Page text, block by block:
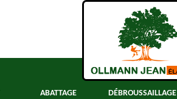
ABATTAGE
DÉBROUSSAILLAGE